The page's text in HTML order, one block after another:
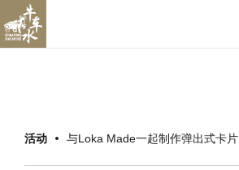
活动 与Loka Made一起制作弹出式卡片